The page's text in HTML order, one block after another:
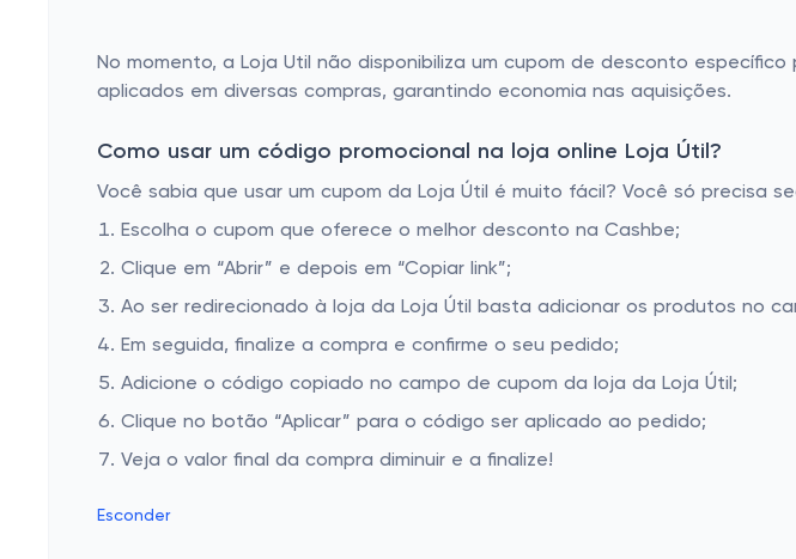
No momento, a Loja Util não disponibiliza um cupom de desconto
aplicados em diversas compras, garantindo economia nas aquisições.
Como usar um código promocional na loja online Loja Útil?
Você sabia que usar um cupom da Loja Útil é muito fácil? Você só precisa
Escolha o cupom que oferece o melhor desconto na Cashbe;
Clique em “Abrir” e depois em “Copiar link”;
Ao ser redirecionado à loja da Loja Útil basta adicionar os produtos no
Em seguida, finalize a compra e confirme o seu pedido;
Adicione o código copiado no campo de cupom da loja da Loja Útil;
Clique no botão “Aplicar” para o código ser aplicado ao pedido;
Veja o valor final da compra diminuir e a finalize!
Esconder